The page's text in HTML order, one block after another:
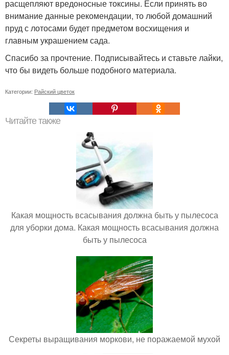
расщепляют вредоносные токсины. Если принять во
внимание данные рекомендации, то любой домашний
пруд с лотосами будет предметом восхищения и
главным украшением сада.
Спасибо за прочтение. Подписывайтесь и ставьте лайки,
что бы видеть больше подобного материала.
Категории: Райский цветок
Читайте также
Какая мощность всасывания должна быть у пылесоса
для уборки дома. Какая мощность всасывания должна
быть у пылесоса
Секреты выращивания моркови, не поражаемой мухой